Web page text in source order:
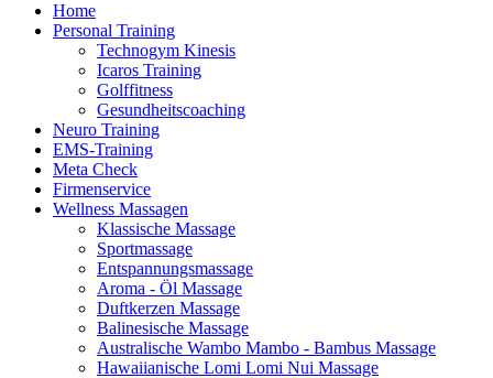
Home
Personal Training
Technogym Kinesis
Icaros Training
Golffitness
Gesundheitscoaching
Neuro Training
EMS-Training
Meta Check
Firmenservice
Wellness Massagen
Klassische Massage
Sportmassage
Entspannungsmassage
Aroma - Öl Massage
Duftkerzen Massage
Balinesische Massage
Australische Wambo Mambo - Bambus Massage
Hawaiianische Lomi Lomi Nui Massage